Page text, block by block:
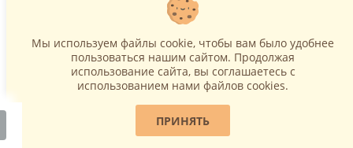
Наружные блоки
Мы используем файлы cookie, чтобы вам было удобнее
пользоваться нашим сайтом. Продолжая
использование сайта, вы соглашаетесь c
использованием нами файлов cookies.
ПРИНЯТЬ